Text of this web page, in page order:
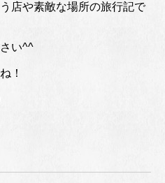
店や素敵な場所の旅行記で
い^^
！